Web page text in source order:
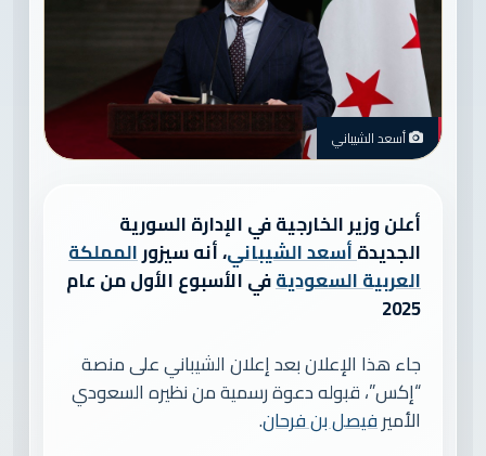
أسعد الشيباني
أعلن وزير الخارجية في الإدارة السورية
الجديدةأسعد الشيباني، أنه سيزورالمملكة
العربية السعوديةفي الأسبوع الأول من عام
2025
جاء هذا الإعلان بعد إعلان الشيباني على منصة
“إكس”، قبوله دعوة رسمية من نظيره السعودي
الأميرفيصل بن فرحان.